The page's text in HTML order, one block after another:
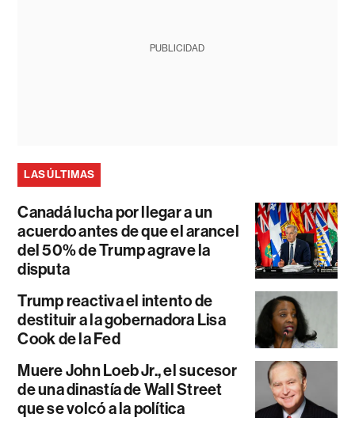
PUBLICIDAD
LAS ÚLTIMAS
Canadá lucha por llegar a un
acuerdo antes de que el arancel
del 50% de Trump agrave la
disputa
Trump reactiva el intento de
destituir a la gobernadora Lisa
Cook de la Fed
Muere John Loeb Jr., el sucesor
de una dinastía de Wall Street
que se volcó a la política